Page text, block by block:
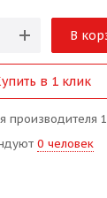
В
в 1 клик
производителя
0 человек